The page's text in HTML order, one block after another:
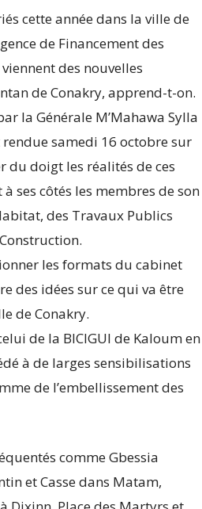
cette année dans la ville de
de Financement des
des nouvelles
de Conakry, apprend-t-on.
la Générale M’Mahawa Sylla
rendue samedi 16 octobre sur
du doigt les réalités de ces
ses côtés les membres de son
des Travaux Publics
les formats du cabinet
des idées sur ce qui va être
de Conakry.
de la BICIGUI de Kaloum en
à de larges sensibilisations
de l’embellissement des
comme Gbessia
et Casse dans Matam,